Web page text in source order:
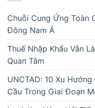
Chuỗi Cung Ứng Toàn
Đông Nam Á
Thuế Nhập Khẩu Vẫn
Quan Tâm
UNCTAD: 10 Xu
Cầu Trong Giai Đoạn